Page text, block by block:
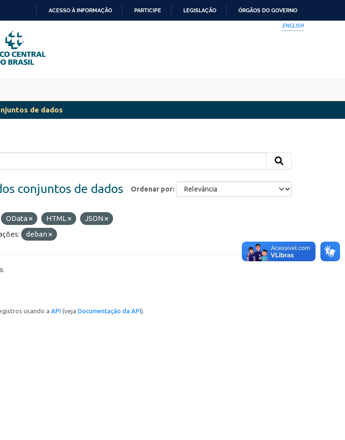
PARA
O
CONTEÚDO
ACESSO À INFORMAÇÃO PARTICIPE LEGISLAÇÃO ÓRGÃOS DO GOVERNO
ENGLISH
de dados
Ordenar por
conjuntos de dados
OData HTML
JSON
deban
usando a API (veja Documentação da API).